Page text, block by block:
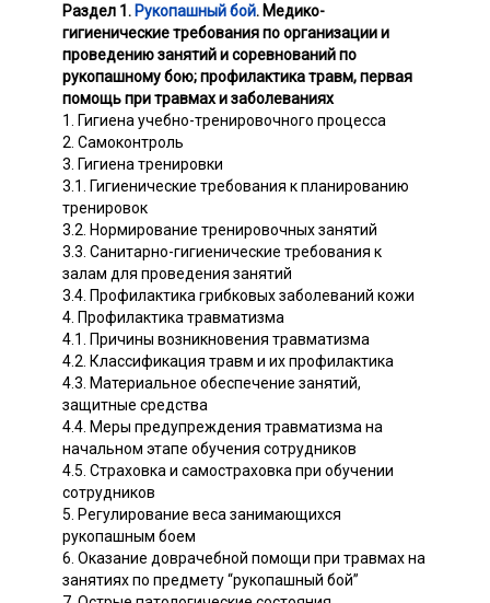
Раздел 1. Рукопашный бой. Медико-
гигиенические требования по организации и
проведению занятий и соревнований по
рукопашному бою; профилактика травм, первая
помощь при травмах и заболеваниях
1. Гигиена учебно-тренировочного процесса
2. Самоконтроль
3. Гигиена тренировки
3.1. Гигиенические требования к планированию
тренировок
3.2. Нормирование тренировочных занятий
3.3. Санитарно-гигиенические требования к
залам для проведения занятий
3.4. Профилактика грибковых заболеваний кожи
4. Профилактика травматизма
4.1. Причины возникновения травматизма
4.2. Классификация травм и их профилактика
4.3. Материальное обеспечение занятий,
защитные средства
4.4. Меры предупреждения травматизма на
начальном этапе обучения сотрудников
4.5. Страховка и самостраховка при обучении
сотрудников
5. Регулирование веса занимающихся
рукопашным боем
6. Оказание доврачебной помощи при травмах на
занятиях по предмету “рукопашный бой”